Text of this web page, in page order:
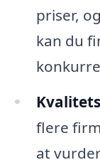
priser,
kan du
flere
at